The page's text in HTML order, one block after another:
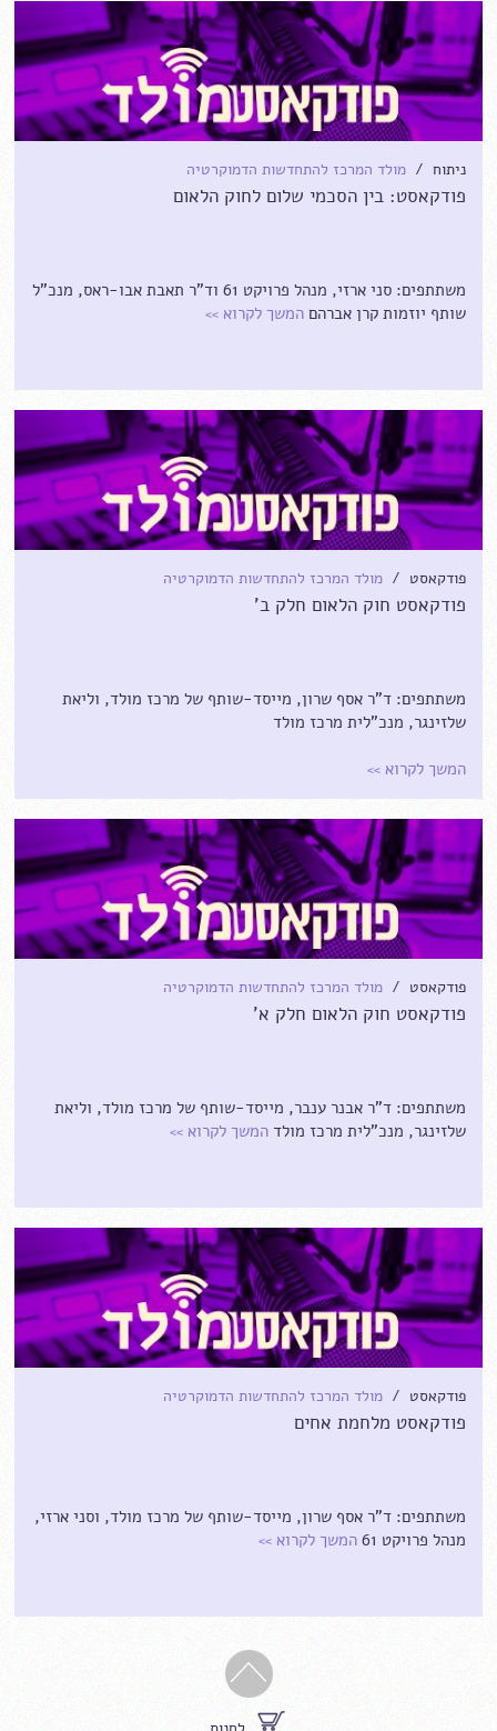
ניתוח /מולד המרכז להתחדשות הדמוקרטיה
פודקאסט: בין הסכמי שלום לחוק הלאום
משתתפים: סני ארזי, מנהל פרויקט 61 וד"ר תאבת אבו-ראס, מנכ"ל
שותף יוזמות קרן אברהםהמשך לקרוא>>
פודקאסט /מולד המרכז להתחדשות הדמוקרטיה
פודקאסט חוק הלאום חלק ב'
משתתפים: ד"ר אסף שרון, מייסד-שותף של מרכז מולד, וליאת
שלזינגר, מנכ"לית מרכז מולד
המשך לקרוא>>
פודקאסט /מולד המרכז להתחדשות הדמוקרטיה
פודקאסט חוק הלאום חלק א'
משתתפים: ד"ר אבנר ענבר, מייסד-שותף של מרכז מולד, וליאת
שלזינגר, מנכ"לית מרכז מולדהמשך לקרוא>>
פודקאסט /מולד המרכז להתחדשות הדמוקרטיה
פודקאסט מלחמת אחים
משתתפים: ד"ר אסף שרון, מייסד-שותף של מרכז מולד, וסני ארזי,
מנהל פרויקט 61
המשך לקרוא>>